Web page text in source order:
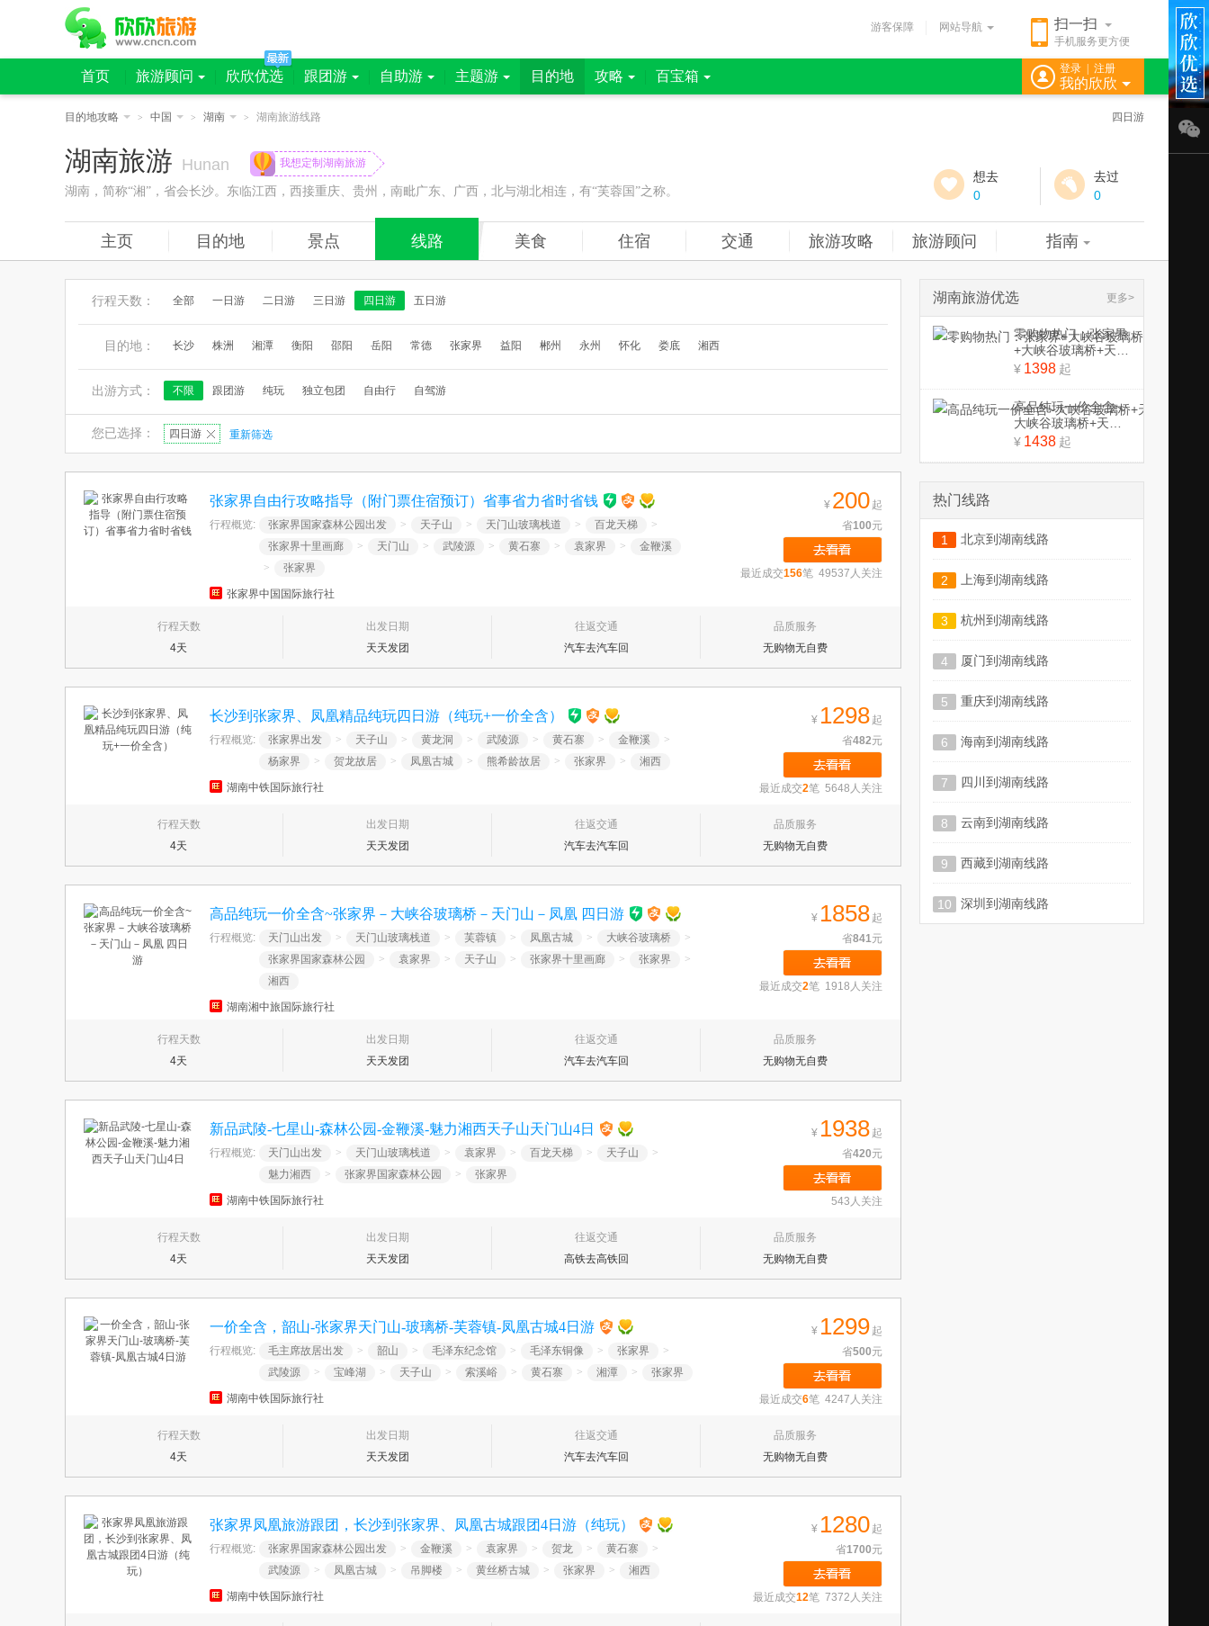
扫一扫
手机服务更方便
游客保障 网站导航
登录 注册
我的欣欣
首页 旅游顾问 欣欣优选 跟团游 自助游 主题游 目的地 攻略 百宝箱
目的地攻略 > 中国 > 湖南 > 湖南旅游线路 四日游
湖南旅游 Hunan 我想定制湖南旅游
湖南，简称“湘”，省会长沙。东临江西，西接重庆、贵州，南毗广东、广西，北与湖北相连，有“芙蓉国”之称。
想去
0
去过
0
主页 目的地 景点 线路 美食 住宿 交通 旅游攻略 旅游顾问 指南
行程天数： 全部 一日游 二日游 三日游 四日游 五日游
目的地： 长沙 株洲 湘潭 衡阳 邵阳 岳阳 常德 张家界 益阳 郴州 永州 怀化 娄底 湘西
出游方式： 不限 跟团游 纯玩 独立包团 自由行 自驾游
您已选择： 四日游 重新筛选
张家界自由行攻略指导（附门票住宿预订）省事省力省时省钱
行程概览: 张家界国家森林公园出发 > 天子山 > 天门山玻璃栈道 > 百龙天梯
>
张家界十里画廊
> 天门山 > 武陵源 > 黄石寨 > 袁家界 >
金鞭溪
>
张家界
张家界中国国际旅行社
¥ 200 起
省100元
最近成交156笔 49537人关注
行程天数
4天
出发日期
天天发团
往返交通
汽车去汽车回
品质服务
无购物无自费
长沙到张家界、凤凰精品纯玩四日游（纯玩+一价全含）
行程概览: 张家界出发 > 天子山 > 黄龙洞 > 武陵源 > 黄石寨 > 金鞭溪
>
杨家界
> 贺龙故居 > 凤凰古城 > 熊希龄故居 > 张家界 > 湘西
湖南中铁国际旅行社
¥ 1298 起
省482元
最近成交2笔 5648人关注
行程天数
4天
出发日期
天天发团
往返交通
汽车去汽车回
品质服务
无购物无自费
高品纯玩一价全含~张家界－大峡谷玻璃桥－天门山－凤凰 四日游
行程概览: 天门山出发 > 天门山玻璃栈道 > 芙蓉镇 > 凤凰古城 > 大峡谷玻璃桥
>
张家界国家森林公园
> 袁家界 > 天子山 > 张家界十里画廊 > 张家界
>
湘西
湖南湘中旅国际旅行社
¥ 1858 起
省841元
最近成交2笔 1918人关注
行程天数
4天
出发日期
天天发团
往返交通
汽车去汽车回
品质服务
无购物无自费
新品武陵-七星山-森林公园-金鞭溪-魅力湘西天子山天门山4日
行程概览: 天门山出发 > 天门山玻璃栈道 > 袁家界 > 百龙天梯 > 天子山
>
魅力湘西
> 张家界国家森林公园 > 张家界
湖南中铁国际旅行社
¥ 1938 起
省420元
543人关注
行程天数
4天
出发日期
天天发团
往返交通
高铁去高铁回
品质服务
无购物无自费
一价全含，韶山-张家界天门山-玻璃桥-芙蓉镇-凤凰古城4日游
行程概览: 毛主席故居出发 > 韶山 > 毛泽东纪念馆 > 毛泽东铜像 > 张家界
>
武陵源
> 宝峰湖 > 天子山 > 索溪峪 > 黄石寨 > 湘潭 > 张家界
湖南中铁国际旅行社
¥ 1299 起
省500元
最近成交6笔 4247人关注
行程天数
4天
出发日期
天天发团
往返交通
汽车去汽车回
品质服务
无购物无自费
张家界凤凰旅游跟团，长沙到张家界、凤凰古城跟团4日游（纯玩）
行程概览: 张家界国家森林公园出发 > 金鞭溪 > 袁家界 > 贺龙 > 黄石寨
>
武陵源
> 凤凰古城 > 吊脚楼 > 黄丝桥古城 > 张家界 > 湘西
湖南中铁国际旅行社
¥ 1280 起
省1700元
最近成交12笔 7372人关注
湖南旅游优选 更多>
零购物热门：张家界
+大峡谷玻璃桥+天门
山+魅力湘西品质3日
¥ 1398 起
高品纯玩一价全含~
大峡谷玻璃桥+天门
山+凤凰古城3日纯玩
¥ 1438 起
热门线路
1 北京到湖南线路
2 上海到湖南线路
3 杭州到湖南线路
4 厦门到湖南线路
5 重庆到湖南线路
6 海南到湖南线路
7 四川到湖南线路
8 云南到湖南线路
9 西藏到湖南线路
10 深圳到湖南线路